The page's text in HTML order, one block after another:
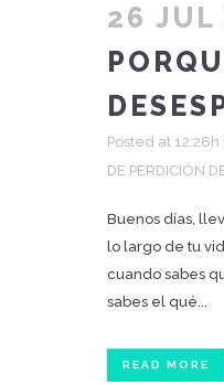
26 JUL
Posted at 12:26h
DE PERDICIÓN
Buenos días,
lo largo de tu
cuando sabes
sabes el qué...
READ MORE